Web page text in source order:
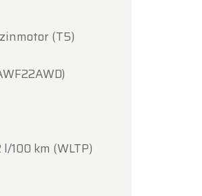
(T5)
l/100 km (WLTP)